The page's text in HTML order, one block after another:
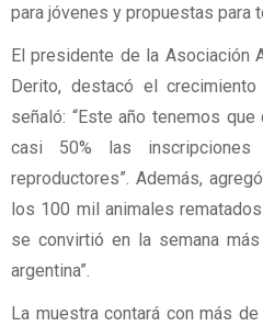
para jóvenes y propuestas para
El presidente de la Asociación
Derito, destacó el
señaló: “Este año tenemos
casi 50% las
reproductores”. Además,
los 100 mil animales
se convirtió en la semana
argentina”.
La muestra contará con más